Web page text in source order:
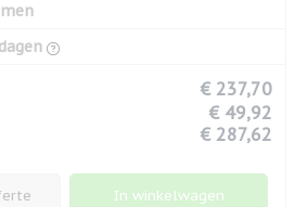
€ 237,70
€ 49,92
€ 287,62
In winkelwagen